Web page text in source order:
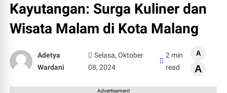
Kayutangan: Surga Kuliner dan
Wisata Malam di Kota Malang
Adetya
Wardani
Selasa, Oktober
08, 2024
2 min
read
A
A
Advertisement